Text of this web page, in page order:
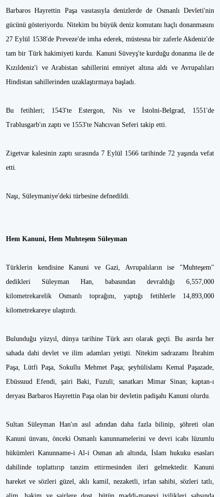
Barbaros Hayrettin Paşa vasıtasıyla denizlerde de Osmanlı Devleti'nin
gücünü gösteriyordu. Nitekim bu büyük deniz komutanı haçlı donanmasını
27 Eylül 1538'de Preveze'de imha ederek, müstesna bir zaferle Akdeniz'de
tam bir Türk hakimiyeti kurdu. Kanuni Süveyş'te kurduğu donanma ile de
Kızıldeniz'i ve Arabistan sahillerini emniyet altına aldı ve Avrupalıları
Hindistan sahillerinden uzaklaştırmaya başladı.
Bu fetihleri; 1543'te Estergon, Nis ve İstolni-Belgrad, 1551'de
Trablusgarb'ın zaptı ve 1553'te Nahcıvan Seferi takip etti.
Zigetvar kalesinin zaptı sırasında 7 Eylül 1566 tarihinde 72 yaşında vefat
etti.
Naşı, Süleymaniye'deki türbesine defnedildi.
Hem Kanuni, Hem Muhteşem Süleyman
Türklerin kendisine Kanuni ve Gazi, Avrupalıların ise "Muhteşem"
dedikleri Süleyman Han, babasından devraldığı 6,557,000
kilometrekarelik Osmanlı toprağını, yaptığı fetihlerle 14,893,000
kilometrekareye ulaştırdı.
Bulunduğu yüzyıl, dünya tarihine Türk asrı olarak geçti. Bu asırda her
sahada dahi devlet ve ilim adamları yetişti. Nitekim sadrazamı İbrahim
Paşa, Lütfi Paşa, Sokullu Mehmet Paşa; şeyhülislamı Kemal Paşazade,
Ebüssuud Efendi, şairi Baki, Fuzuli; sanatkarı Mimar Sinan; kaptan-ı
deryası Barbaros Hayrettin Paşa olan bir devletin padişahı Kanuni olurdu.
Sultan Süleyman Han'ın asıl adından daha fazla bilinip, şöhreti olan
Kanuni ünvanı, önceki Osmanlı kanunnamelerini ve devri icabı lüzumlu
hükümleri Kanunname-i Al-i Osman adı altında, İslam hukuku esasları
dahilinde toplattırıp tanzim ettirmesinden ileri gelmektedir. Kanuni
hareket ve sözleri güzel, aklı kamil, nezaketli, irfan sahibi, sözleri tatlı,